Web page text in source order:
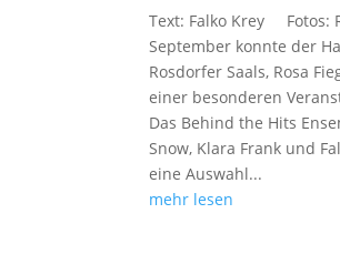
Text: Falko Krey Fotos:
September konnte der
Rosdorfer Saals, Rosa
einer besonderen
Das Behind the Hits
Snow, Klara Frank und
eine Auswahl...
mehr lesen